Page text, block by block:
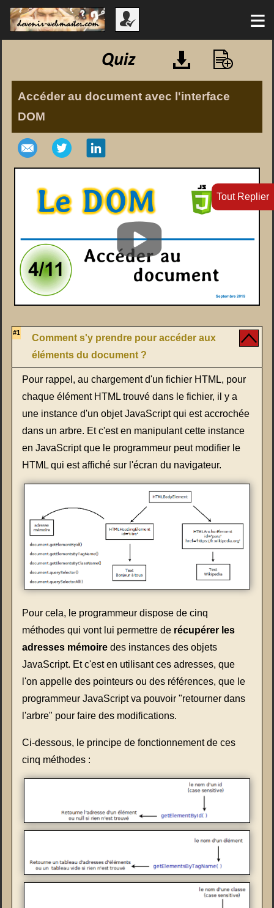
Tout Replier
≡
Accéder au document avec l'interface
DOM
#1
Comment s'y prendre pour accéder aux
éléments du document ?
Pour rappel, au chargement d'un fichier HTML, pour
chaque élément HTML trouvé dans le fichier, il y a
une instance d'un objet JavaScript qui est accrochée
dans un arbre. Et c'est en manipulant cette instance
en JavaScript que le programmeur peut modifier le
HTML qui est affiché sur l'écran du navigateur.
Pour cela, le programmeur dispose de cinq
méthodes qui vont lui permettre de récupérer les
adresses mémoire des instances des objets
JavaScript. Et c'est en utilisant ces adresses, que
l'on appelle des pointeurs ou des références, que le
programmeur JavaScript va pouvoir "retourner dans
l'arbre" pour faire des modifications.
Ci-dessous, le principe de fonctionnement de ces
cinq méthodes :